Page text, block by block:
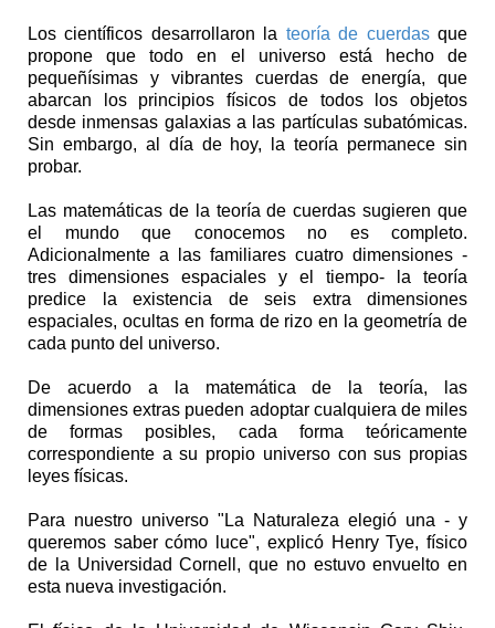
Los científicos desarrollaron la teoría de cuerdasque
propone que todo en el universo está hecho de
pequeñísimas y vibrantes cuerdas de energía, que
abarcan los principios físicos de todos los objetos
desde inmensas galaxias a las partículas subatómicas.
Sin embargo, al día de hoy, la teoría permanece sin
probar.
Las matemáticas de la teoría de cuerdas sugieren que
el mundo que conocemos no es completo.
Adicionalmente a las familiares cuatro dimensiones -
tres dimensiones espaciales y el tiempo- la teoría
predice la existencia de seis extra dimensiones
espaciales, ocultas en forma de rizo en la geometría de
cada punto del universo.
De acuerdo a la matemática de la teoría, las
dimensiones extras pueden adoptar cualquiera de miles
de formas posibles, cada forma teóricamente
correspondiente a su propio universo con sus propias
leyes físicas.
Para nuestro universo "La Naturaleza elegió una - y
queremos saber cómo luce", explicó Henry Tye, físico
de la Universidad Cornell, que no estuvo envuelto en
esta nueva investigación.